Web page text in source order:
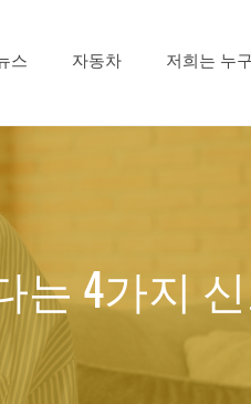
스 자동차 저희는 누
는 4가지